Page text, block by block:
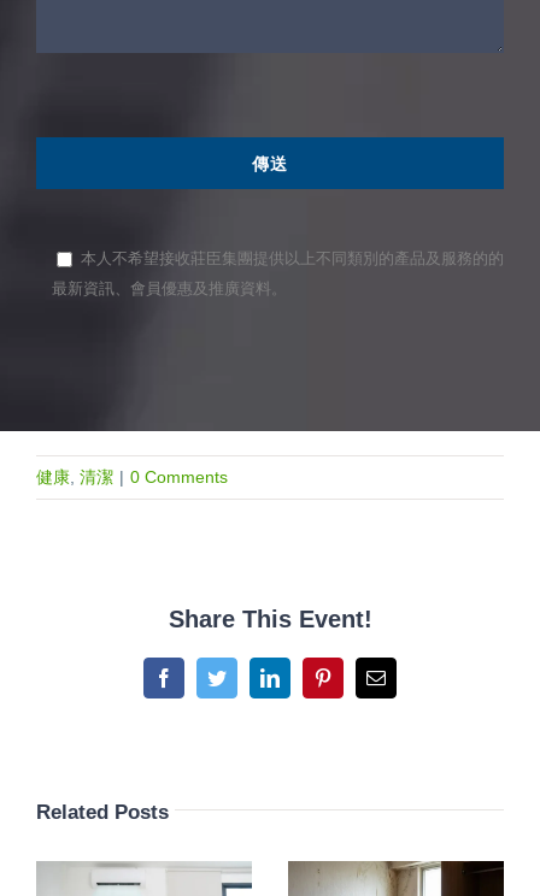
本人不希望接收莊臣集團提供以上不同類別的產品及服務的的
最新資訊、會員優惠及推廣資料。
健康 清潔 | 0 Comments
Share This Event!
FacebookTwitterLinkedInPinterestEmail
Related Posts